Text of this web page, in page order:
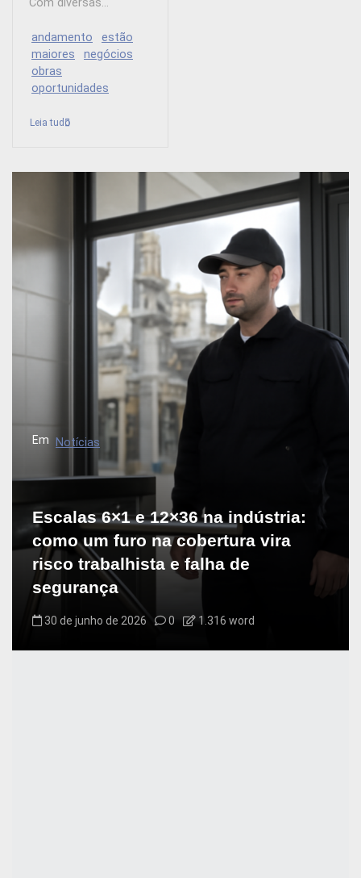
Com diversas...
andamento
estão
maiores
negócios
obras
oportunidades
Leia tudo
Em Notícias
Escalas 6×1 e 12×36 na indústria:
como um furo na cobertura vira
risco trabalhista e falha de
segurança
30 de junho de 2026 0 1.316 word